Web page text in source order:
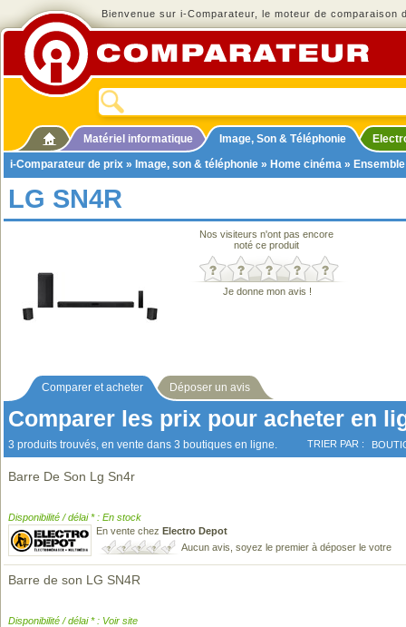
Bienvenue sur i-Comparateur, le moteur de comparaison
Matériel informatique Image, Son & Téléphonie
i-Comparateur de prix » Image, son & téléphonie » Home cinéma »
LG SN4R
Nos visiteurs n'ont pas encore
noté ce produit
Je donne mon avis !
Comparer et acheter Déposer un avis
Comparer les prix pour acheter en
3 produits trouvés, en vente dans 3 boutiques en ligne. TRIER PAR :
Barre De Son Lg Sn4r
Disponibilité / délai * : En stock
En vente chez Electro Depot
Aucun avis, soyez le premier à déposer le votre
Barre de son LG SN4R
Disponibilité / délai * : Voir site